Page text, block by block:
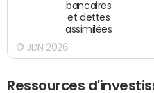
bancaires
et dettes
assimilées
© JDN 2026
Ressources